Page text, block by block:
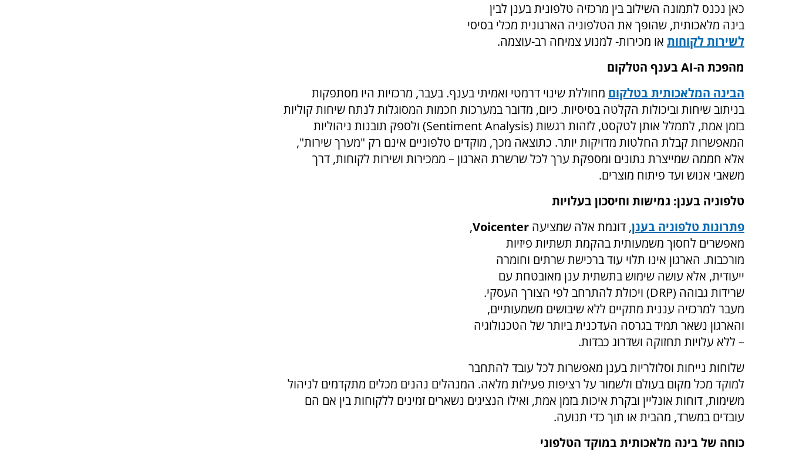
כאן נכנס לתמונה השילוב בין מרכזיה טלפונית בענן לבין
בינה מלאכותית, שהופך את הטלפוניה הארגונית מכלי בסיסי
לשירות לקוחות או מכירות- למנוע צמיחה רב-עוצמה.
מהפכת ה-AI בענף הטלקום
הבינה המלאכותית בטלקום מחוללת שינוי דרמטי ואמיתי בענף. בעבר, מרכזיות היו מסתפקות
בניתוב שיחות וביכולות הקלטה בסיסיות. כיום, מדובר במערכות חכמות המסוגלות לנתח שיחות קוליות
בזמן אמת, לתמלל אותן לטקסט, לזהות רגשות (Sentiment Analysis) ולספק תובנות ניהוליות
המאפשרות קבלת החלטות מדויקות יותר. כתוצאה מכך, מוקדים טלפוניים אינם רק "מערך שירות",
אלא חממה שמייצרת נתונים ומספקת ערך לכל שרשרת הארגון – ממכירות ושירות לקוחות, דרך
משאבי אנוש ועד פיתוח מוצרים.
טלפוניה בענן: גמישות וחיסכון בעלויות
פתרונות טלפוניה בענן, דוגמת אלה שמציעה Voicenter
,
מאפשרים לחסוך משמעותית בהקמת תשתיות פיזיות
מורכבות. הארגון אינו תלוי עוד ברכישת שרתים וחומרה
ייעודית, אלא עושה שימוש בתשתית ענן מאובטחת עם
שרידות גבוהה (DRP) ויכולת להתרחב לפי הצורך העסקי.
מעבר למרכזיה עננית מתקיים ללא שיבושים משמעותיים,
והארגון נשאר תמיד בגרסה העדכנית ביותר של הטכנולוגיה
– ללא עלויות תחזוקה ושדרוג כבדות.
שלוחות נייחות וסלולריות בענן מאפשרות לכל עובד להתחבר
למוקד מכל מקום בעולם ולשמור על רציפות פעילות מלאה. המנהלים נהנים מכלים מתקדמים לניהול
משימות, דוחות אונליין ובקרת איכות בזמן אמת, ואילו הנציגים נשארים זמינים ללקוחות בין אם הם
עובדים במשרד, מהבית או תוך כדי תנועה.
כוחה של בינה מלאכותית במוקד הטלפוני